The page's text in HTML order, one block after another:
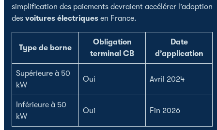
simplification des paiements devraient accélérer l’adoption
des voitures électriques en France.
Type de borne
Obligation
terminal CB
Date
d’application
Supérieure à 50
kW
Oui Avril 2024
Inférieure à 50
kW
Oui Fin 2026